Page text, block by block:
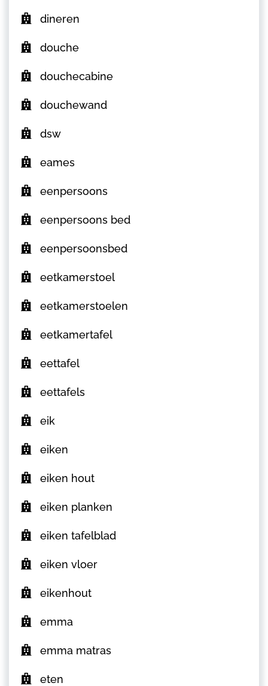
dineren
douche
douchecabine
douchewand
dsw
eames
eenpersoons
eenpersoons bed
eenpersoonsbed
eetkamerstoel
eetkamerstoelen
eetkamertafel
eettafel
eettafels
eik
eiken
eiken hout
eiken planken
eiken tafelblad
eiken vloer
eikenhout
emma
emma matras
eten